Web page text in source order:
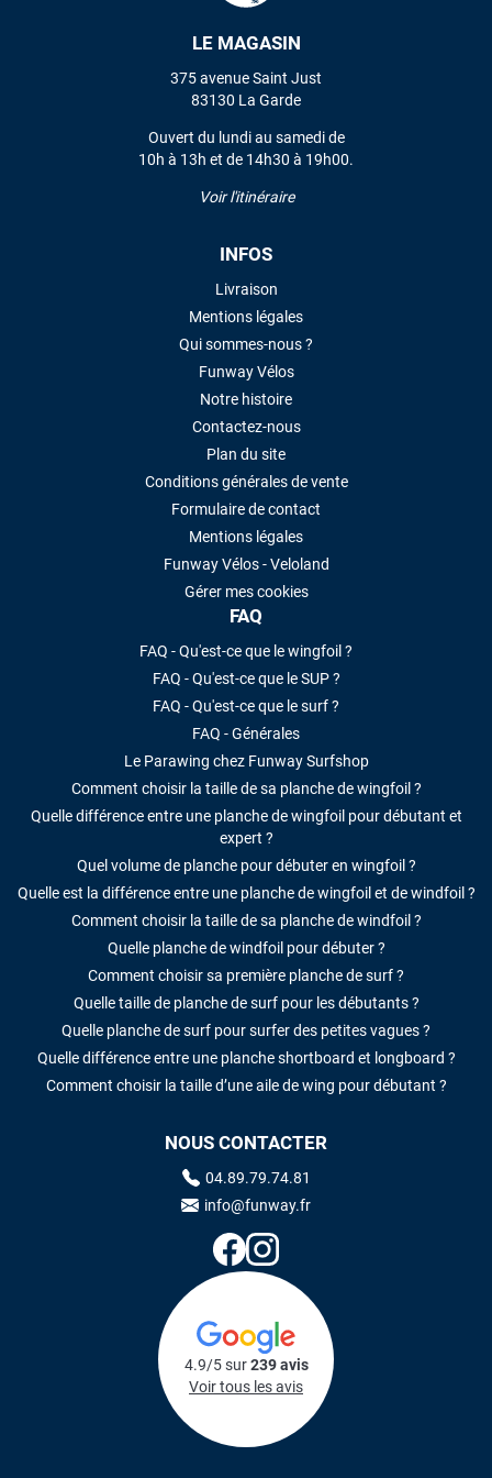
LE MAGASIN
375 avenue Saint Just
83130 La Garde
Ouvert du lundi au samedi de
10h à 13h et de 14h30 à 19h00.
Voir l'itinéraire
INFOS
Livraison
Mentions légales
Qui sommes-nous ?
Funway Vélos
Notre histoire
Contactez-nous
Plan du site
Conditions générales de vente
Formulaire de contact
Mentions légales
Funway Vélos - Veloland
Gérer mes cookies
FAQ
FAQ - Qu'est-ce que le wingfoil ?
FAQ - Qu'est-ce que le SUP ?
FAQ - Qu'est-ce que le surf ?
FAQ - Générales
Le Parawing chez Funway Surfshop
Comment choisir la taille de sa planche de wingfoil ?
Quelle différence entre une planche de wingfoil pour débutant et
expert ?
Quel volume de planche pour débuter en wingfoil ?
Quelle est la différence entre une planche de wingfoil et de windfoil ?
Comment choisir la taille de sa planche de windfoil ?
Quelle planche de windfoil pour débuter ?
Comment choisir sa première planche de surf ?
Quelle taille de planche de surf pour les débutants ?
Quelle planche de surf pour surfer des petites vagues ?
Quelle différence entre une planche shortboard et longboard ?
Comment choisir la taille d’une aile de wing pour débutant ?
NOUS CONTACTER
04.89.79.74.81
info@funway.fr
4.9/5 sur239 avis
Voir tous les avis
VOIR TOUS LES AVIS
LAISSER UN AVIS